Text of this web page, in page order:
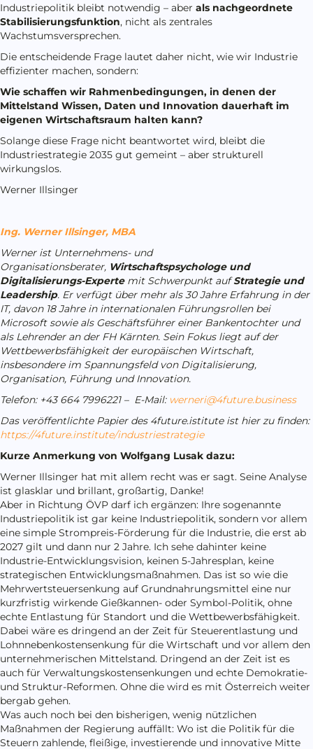
Industriepolitik bleibt notwendig – aber als nachgeordnete
Stabilisierungsfunktion, nicht als zentrales
Wachstumsversprechen.
Die entscheidende Frage lautet daher nicht, wie wir Industrie
effizienter machen, sondern:
Wie schaffen wir Rahmenbedingungen, in denen der
Mittelstand Wissen, Daten und Innovation dauerhaft im
eigenen Wirtschaftsraum halten kann?
Solange diese Frage nicht beantwortet wird, bleibt die
Industriestrategie 2035 gut gemeint – aber strukturell
wirkungslos.
Werner Illsinger
Ing. Werner Illsinger, MBA
Werner ist Unternehmens- und
Organisationsberater, Wirtschaftspsychologe und
Digitalisierungs-Expertemit Schwerpunkt aufStrategie und
Leadership. Er verfügt über mehr als 30 Jahre Erfahrung in der
IT, davon 18 Jahre in internationalen Führungsrollen bei
Microsoft sowie als Geschäftsführer einer Bankentochter und
als Lehrender an der FH Kärnten. Sein Fokus liegt auf der
Wettbewerbsfähigkeit der europäischen Wirtschaft,
insbesondere im Spannungsfeld von Digitalisierung,
Organisation, Führung und Innovation.
Telefon: +43 664 7996221 – E-Mail: werneri@4future.business
Das veröffentlichte Papier des 4future.istitute ist hier zu finden:
https://4future.institute/industriestrategie
Kurze Anmerkung von Wolfgang Lusak dazu:
Werner Illsinger hat mit allem recht was er sagt. Seine Analyse
ist glasklar und brillant, großartig, Danke!
Aber in Richtung ÖVP darf ich ergänzen: Ihre sogenannte
Industriepolitik ist gar keine Industriepolitik, sondern vor allem
eine simple Strompreis-Förderung für die Industrie, die erst ab
2027 gilt und dann nur 2 Jahre. Ich sehe dahinter keine
Industrie-Entwicklungsvision, keinen 5-Jahresplan, keine
strategischen Entwicklungsmaßnahmen. Das ist so wie die
Mehrwertsteuersenkung auf Grundnahrungsmittel eine nur
kurzfristig wirkende Gießkannen- oder Symbol-Politik, ohne
echte Entlastung für Standort und die Wettbewerbsfähigkeit.
Dabei wäre es dringend an der Zeit für Steuerentlastung und
Lohnnebenkostensenkung für die Wirtschaft und vor allem den
unternehmerischen Mittelstand. Dringend an der Zeit ist es
auch für Verwaltungskostensenkungen und echte Demokratie-
und Struktur-Reformen. Ohne die wird es mit Österreich weiter
bergab gehen.
Was auch noch bei den bisherigen, wenig nützlichen
Maßnahmen der Regierung auffällt: Wo ist die Politik für die
Steuern zahlende, fleißige, investierende und innovative Mitte